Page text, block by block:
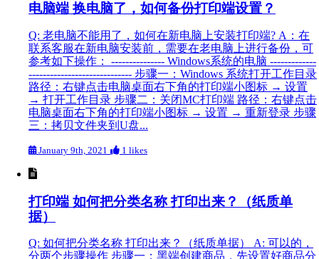
电脑端 换电脑了，如何备份打印端设置？
Q: 老电脑不能用了，如何在新电脑上安装打印端? A：在
联系客服在新电脑安装前，需要在老电脑上进行备份，可
参考如下操作： --------------- Windows系统的电脑 -------------
----------------------------- 步骤一：Windows 系统打开工作目录
路径：右键点击电脑桌面右下角的打印端小图标 → 设置
→ 打开工作目录 步骤二：关闭MC打印端 路径：右键点击
电脑桌面右下角的打印端小图标 → 设置 → 重新登录 步骤
三：拷贝文件夹到U盘...
January 9th, 2021 1 likes
打印端 如何把分类名称 打印出来？（纸质单
据）
Q: 如何把分类名称 打印出来？（纸质单据） A: 可以的，
分两个步骤操作 步骤一：黑端创建商品，先设置好商品分